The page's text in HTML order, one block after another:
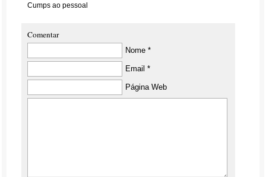
Cumps ao pessoal
Comentar
Nome *
Email *
Página Web